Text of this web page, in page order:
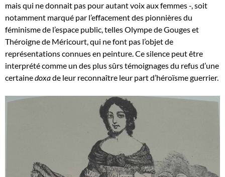
mais qui ne donnait pas pour autant voix aux femmes -, soit
notamment marqué par l’effacement des pionnières du
féminisme de l’espace public, telles Olympe de Gouges et
Théroigne de Méricourt, qui ne font pas l’objet de
représentations connues en peinture. Ce silence peut être
interprété comme un des plus sûrs témoignages du refus d’une
certainedoxade leur reconnaître leur part d’héroïsme guerrier.